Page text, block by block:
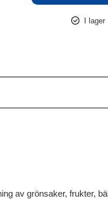
I lager
av grönsaker, frukter,